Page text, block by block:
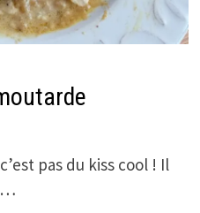
pas du kiss cool ! Il
…